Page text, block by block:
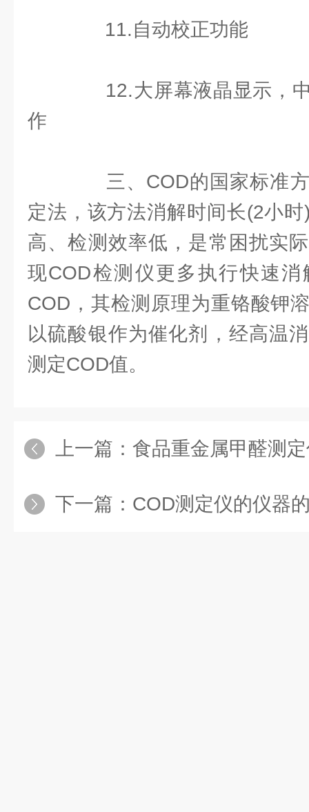
11.自动校正功能
12.大屏幕液晶显示，中
作
三、COD的国家标准方
定法，该方法消解时间长(2小
高、检测效率低，是常困扰实
现COD检测仪更多执行快速
COD，其检测原理为重铬酸钾
以硫酸银作为催化剂，经高温
测定COD值。
上一篇： 食品重金属甲醛测
下一篇： COD测定仪的仪器